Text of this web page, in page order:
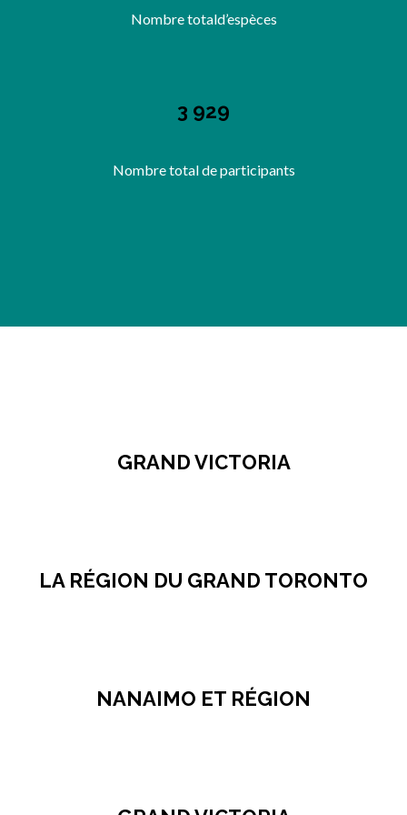
Nombre totald’espèces
3 929
Nombre total de participants
GRAND VICTORIA
LA RÉGION DU GRAND TORONTO
NANAIMO ET RÉGION